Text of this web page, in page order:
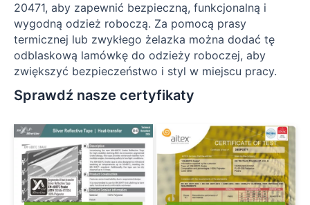
20471, aby zapewnić bezpieczną, funkcjonalną i
wygodną odzież roboczą. Za pomocą prasy
termicznej lub zwykłego żelazka można dodać tę
odblaskową lamówkę do odzieży roboczej, aby
zwiększyć bezpieczeństwo i styl w miejscu pracy.
Sprawdź nasze certyfikaty